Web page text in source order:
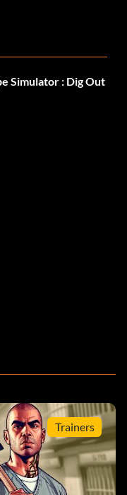
Simulator : Dig Out
Trainers